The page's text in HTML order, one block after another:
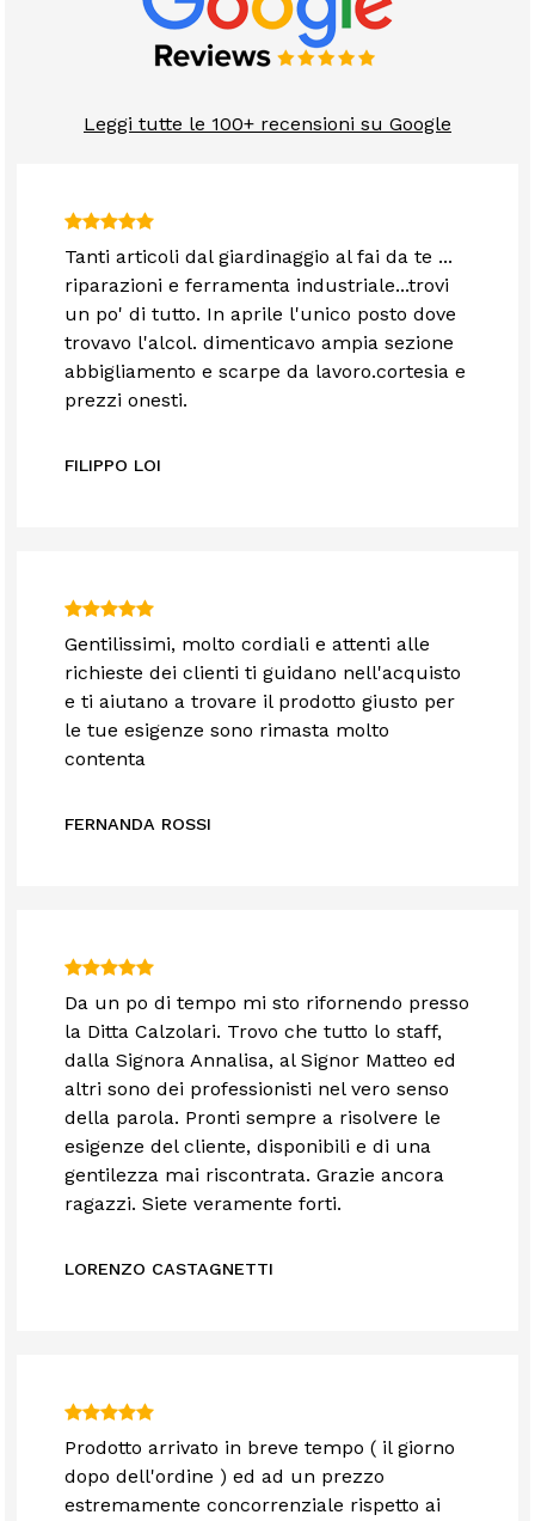
Leggi tutte le 100+ recensioni su Google
Tanti articoli dal giardinaggio al fai da te ...
riparazioni e ferramenta industriale...trovi
un po' di tutto. In aprile l'unico posto dove
trovavo l'alcol. dimenticavo ampia sezione
abbigliamento e scarpe da lavoro.cortesia e
prezzi onesti.
FILIPPO LOI
Gentilissimi, molto cordiali e attenti alle
richieste dei clienti ti guidano nell'acquisto
e ti aiutano a trovare il prodotto giusto per
le tue esigenze sono rimasta molto
contenta
FERNANDA ROSSI
Da un po di tempo mi sto rifornendo presso
la Ditta Calzolari. Trovo che tutto lo staff,
dalla Signora Annalisa, al Signor Matteo ed
altri sono dei professionisti nel vero senso
della parola. Pronti sempre a risolvere le
esigenze del cliente, disponibili e di una
gentilezza mai riscontrata. Grazie ancora
ragazzi. Siete veramente forti.
LORENZO CASTAGNETTI
Prodotto arrivato in breve tempo ( il giorno
dopo dell'ordine ) ed ad un prezzo
estremamente concorrenziale rispetto ai